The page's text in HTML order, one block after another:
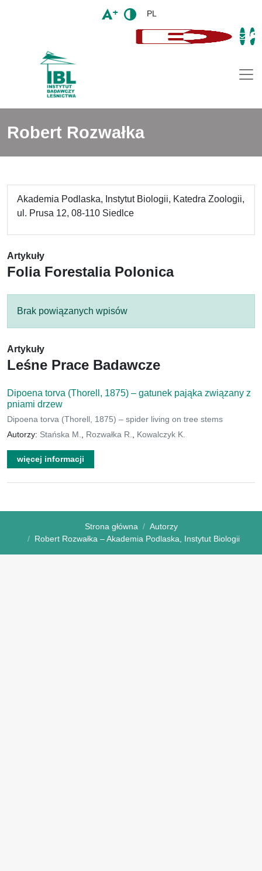
PL
Robert Rozwałka
Akademia Podlaska, Instytut Biologii, Katedra Zoologii,
ul. Prusa 12, 08-110 Siedlce
Artykuły
Folia Forestalia Polonica
Brak powiązanych wpisów
Artykuły
Leśne Prace Badawcze
Dipoena torva (Thorell, 1875) – gatunek pająka związany z
pniami drzew
Dipoena torva (Thorell, 1875) – spider living on tree stems
Autorzy: Stańska M. Rozwałka R. Kowalczyk K.
więcej informacji
Strona główna
Autorzy
Robert Rozwałka – Akademia Podlaska, Instytut Biologii